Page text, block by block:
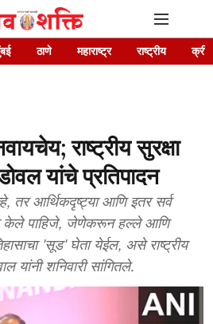
ठाणे महाराष्ट्र राष्ट्रीय
राष्ट्रीय सुरक्षा
यांचे प्रतिपादन
तर आर्थिकदृष्ट्या आणि इतर सर्व
केले पाहिजे, जेणेकरून हल्ले आणि
'सूड' घेता येईल, असे राष्ट्रीय
यांनी शनिवारी सांगितले.